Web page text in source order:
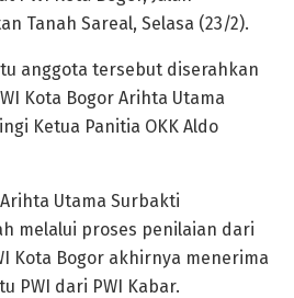
Tanah Sareal, Selasa (23/2).
anggota tersebut diserahkan
Kota Bogor Arihta Utama
Ketua Panitia OKK Aldo
Utama Surbakti
melalui proses penilaian dari
Kota Bogor akhirnya menerima
PWI dari PWI Kabar.